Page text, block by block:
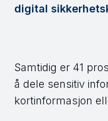
digital
Samtidig er 41
å dele sensitiv
kortinformasjon